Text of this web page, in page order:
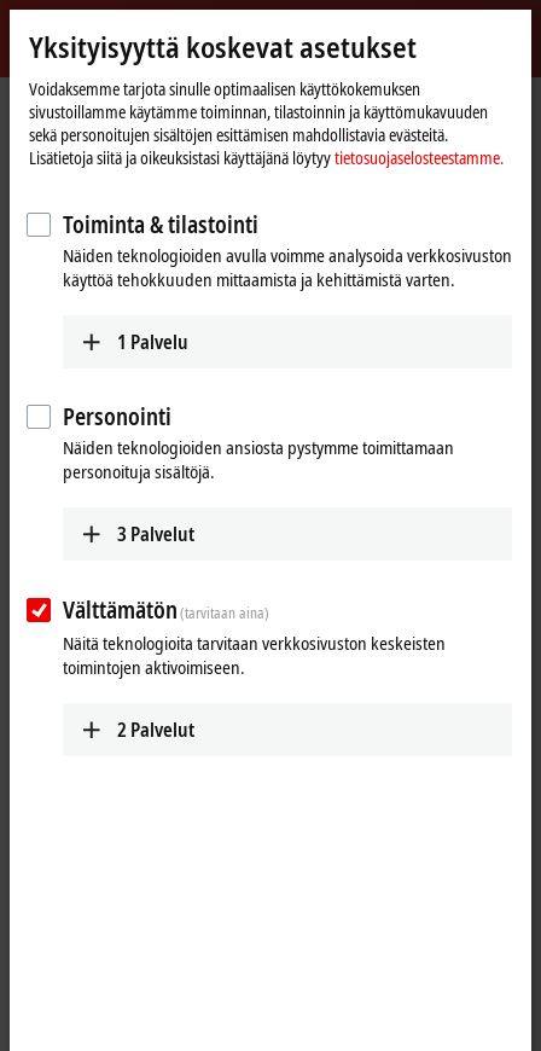
Beckhoff
-
New
Automation
Technology
myBeckhoff
KotisivumyBeckhoff – Salasana unohtunut
Salasana unohtunut
Jos olet unohtanut salasanasi, lähetämme sinulle
sähköpostin, joka sisältää linkin uuden salasanan
asettamiseen.
Anna sähköpostiosoite, jota käytit rekisteröitymisen
* )pakollisia kenttiä
Lähetä
Yksityisyyttä koskevat asetukset
Voidaksemme tarjota sinulle optimaalisen käyttökokemuksen
sivustoillamme käytämme toiminnan, tilastoinnin ja käyttömukavuuden
sekä personoitujen sisältöjen esittämisen mahdollistavia evästeitä.
Lisätietoja siitä ja oikeuksistasi käyttäjänä löytyytietosuojaselosteestamme.
Toiminta & tilastointi
Näiden teknologioiden avulla voimme analysoida verkkosivuston
käyttöä tehokkuuden mittaamista ja kehittämistä varten.
1 Palvelu
Personointi
Näiden teknologioiden ansiosta pystymme toimittamaan
personoituja sisältöjä.
3 Palvelut
Välttämätön(tarvitaan aina)
Näitä teknologioita tarvitaan verkkosivuston keskeisten
toimintojen aktivoimiseen.
2 Palvelut